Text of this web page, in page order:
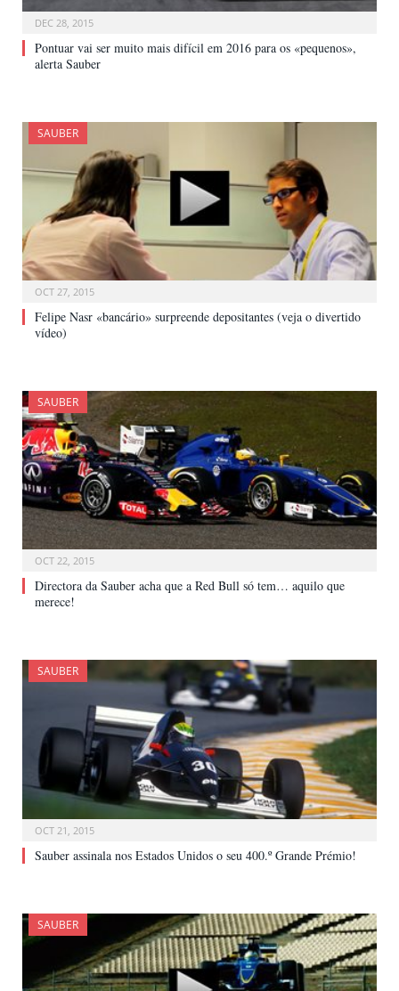
DEC 28, 2015
Pontuar vai ser muito mais difícil em 2016 para os «pequenos»,
alerta Sauber
SAUBER
OCT 27, 2015
Felipe Nasr «bancário» surpreende depositantes (veja o divertido
vídeo)
SAUBER
OCT 22, 2015
Directora da Sauber acha que a Red Bull só tem… aquilo que
merece!
SAUBER
OCT 21, 2015
Sauber assinala nos Estados Unidos o seu 400.º Grande Prémio!
SAUBER